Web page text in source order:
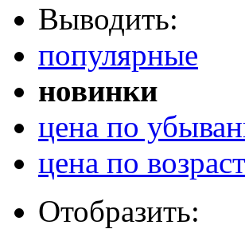
Выводить:
популярные
новинки
цена по
цена по
Отобразить: